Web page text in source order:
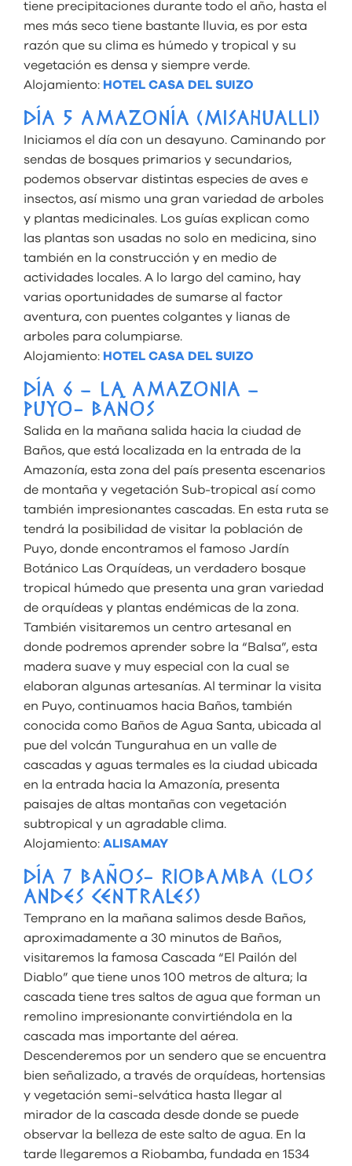
tiene precipitaciones durante todo el año, hasta el
mes más seco tiene bastante lluvia, es por esta
razón que su clima es húmedo y tropical y su
vegetación es densa y siempre verde.
Alojamiento: HOTEL CASA DEL SUIZO
DÍA 5 AMAZONÍA (MISAHUALLI)
Iniciamos el día con un desayuno. Caminando por
sendas de bosques primarios y secundarios,
podemos observar distintas especies de aves e
insectos, así mismo una gran variedad de arboles
y plantas medicinales. Los guías explican como
las plantas son usadas no solo en medicina, sino
también en la construcción y en medio de
actividades locales. A lo largo del camino, hay
varias oportunidades de sumarse al factor
aventura, con puentes colgantes y lianas de
arboles para columpiarse.
Alojamiento: HOTEL CASA DEL SUIZO
DÍA 6 – LA AMAZONIA –
PUYO- BAÑOS
Salida en la mañana salida hacia la ciudad de
Baños, que está localizada en la entrada de la
Amazonía, esta zona del país presenta escenarios
de montaña y vegetación Sub-tropical así como
también impresionantes cascadas. En esta ruta se
tendrá la posibilidad de visitar la población de
Puyo, donde encontramos el famoso Jardín
Botánico Las Orquídeas, un verdadero bosque
tropical húmedo que presenta una gran variedad
de orquídeas y plantas endémicas de la zona.
También visitaremos un centro artesanal en
donde podremos aprender sobre la “Balsa”, esta
madera suave y muy especial con la cual se
elaboran algunas artesanías. Al terminar la visita
en Puyo, continuamos hacia Baños, también
conocida como Baños de Agua Santa, ubicada al
pue del volcán Tungurahua en un valle de
cascadas y aguas termales es la ciudad ubicada
en la entrada hacia la Amazonía, presenta
paisajes de altas montañas con vegetación
subtropical y un agradable clima.
Alojamiento: ALISAMAY
DÍA 7 BAÑOS- RIOBAMBA (LOS
ANDES CENTRALES)
Temprano en la mañana salimos desde Baños,
aproximadamente a 30 minutos de Baños,
visitaremos la famosa Cascada “El Pailón del
Diablo” que tiene unos 100 metros de altura; la
cascada tiene tres saltos de agua que forman un
remolino impresionante convirtiéndola en la
cascada mas importante del aérea.
Descenderemos por un sendero que se encuentra
bien señalizado, a través de orquídeas, hortensias
y vegetación semi-selvática hasta llegar al
mirador de la cascada desde donde se puede
observar la belleza de este salto de agua. En la
tarde llegaremos a Riobamba, fundada en 1534